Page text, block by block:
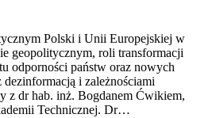
Polski i Unii Europejskiej w
geopolitycznym, roli transformacji
odporności państw oraz nowych
i zależnościami
z dr hab. inż. Bogdanem Ćwikiem,
Technicznej. Dr…